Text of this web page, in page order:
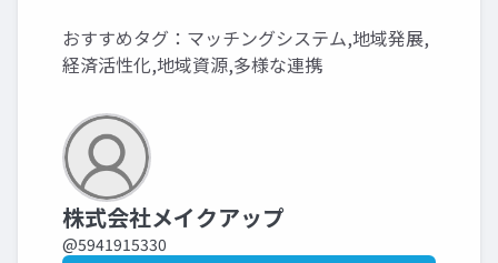
おすすめタグ：マッチングシステム,地域発展,
経済活性化,地域資源,多様な連携
株式会社メイクアップ
@5941915330